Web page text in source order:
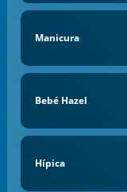
Manicura
Bebé Hazel
Hípica